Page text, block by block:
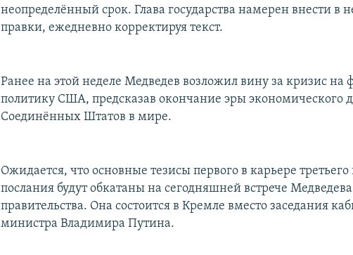
неопределённый срок. Глава государства намерен внести в
правки, ежедневно корректируя текст.
Ранее на этой неделе Медведев возложил вину за кризис на
политику США, предсказав окончание эры экономического
Соединённых Штатов в мире.
Ожидается, что основные тезисы первого в карьере
послания будут обкатаны на сегодняшней встрече
правительства. Она состоится в Кремле вместо заседания
министра Владимира Путина.